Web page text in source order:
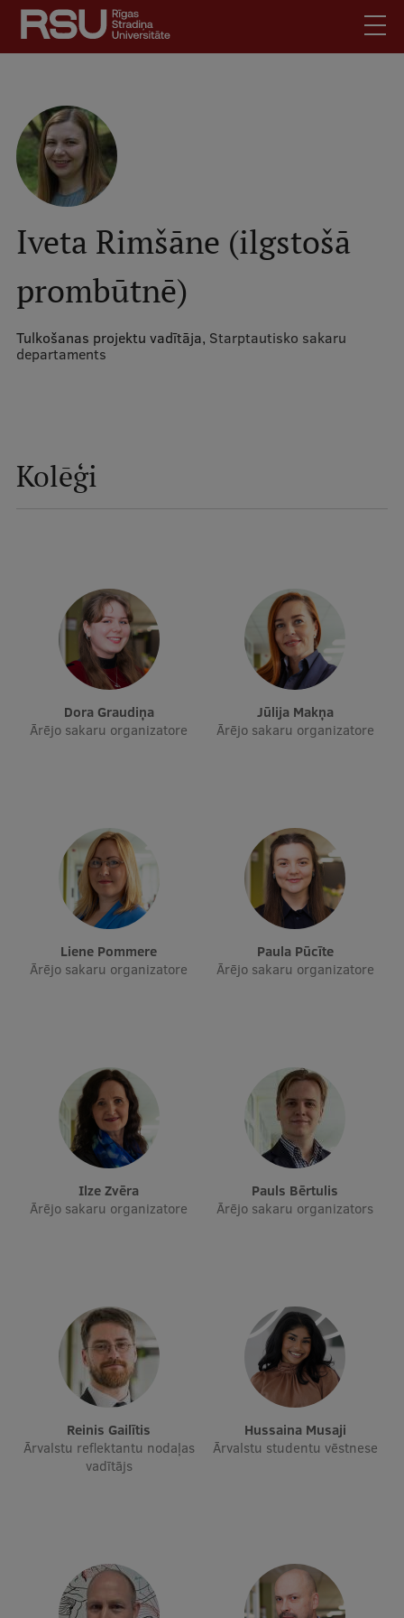
Pārlekt
galveno
saturu
Latviski
Meklēt Mobile
augšējā
izvēlne
Skolēniem
Studentiem
Darbiniekiem
Darba devējiem
Kontakti
galvenā
izvēlne
Doktorantūra
Rezidentūra
Uzņemšana
Studentu dzīve
Studiju norises vietas
Fakultātes
Mūsu cilvēki
Identitāte
RSU fonds
Muzeji un ekspozīcijas
Reitingi
Virtuālā tūre
Ilgtspējīga attīstība
Dati par 2025. gadu
Mūžizglītība
Iveta Rimšāne (ilgstošā
prombūtnē)
Tulkošanas projektu vadītāja, Starptautisko sakaru
departaments
Kolēģi
Dora Graudiņa
Ārējo sakaru organizatore
Jūlija Makņa
Ārējo sakaru organizatore
Liene Pommere
Ārējo sakaru organizatore
Paula Pūcīte
Ārējo sakaru organizatore
Ilze Zvēra
Ārējo sakaru organizatore
Pauls Bērtulis
Ārējo sakaru organizators
Reinis Gailītis
Ārvalstu reflektantu nodaļas
vadītājs
Hussaina Musaji
Ārvalstu studentu vēstnese